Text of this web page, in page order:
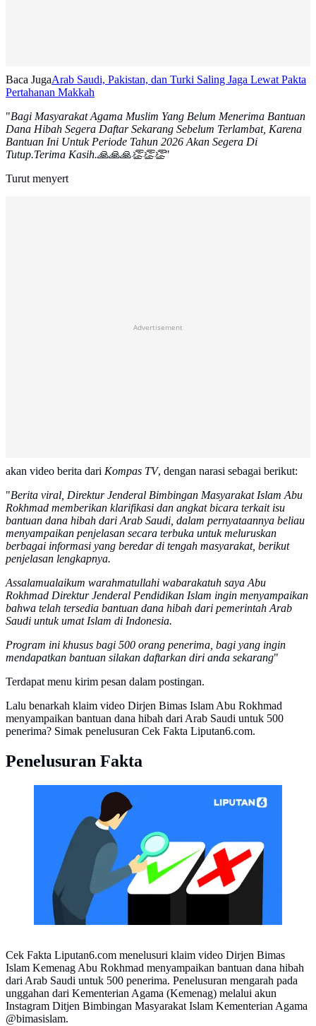
Baca JugaArab Saudi, Pakistan, dan Turki Saling Jaga Lewat Pakta
Pertahanan Makkah
"Bagi Masyarakat Agama Muslim Yang Belum Menerima Bantuan
Dana Hibah Segera Daftar Sekarang Sebelum Terlambat, Karena
Bantuan Ini Untuk Periode Tahun 2026 Akan Segera Di
Tutup.Terima Kasih.🙏🙏🙏👏👏👏"
Turut menyert
Advertisement
akan video berita dari Kompas TV, dengan narasi sebagai berikut:
"Berita viral, Direktur Jenderal Bimbingan Masyarakat Islam Abu
Rokhmad memberikan klarifikasi dan angkat bicara terkait isu
bantuan dana hibah dari Arab Saudi, dalam pernyataannya beliau
menyampaikan penjelasan secara terbuka untuk meluruskan
berbagai informasi yang beredar di tengah masyarakat, berikut
penjelasan lengkapnya.
Assalamualaikum warahmatullahi wabarakatuh saya Abu
Rokhmad Direktur Jenderal Pendidikan Islam ingin menyampaikan
bahwa telah tersedia bantuan dana hibah dari pemerintah Arab
Saudi untuk umat Islam di Indonesia.
Program ini khusus bagi 500 orang penerima, bagi yang ingin
mendapatkan bantuan silakan daftarkan diri anda sekarang"
Terdapat menu kirim pesan dalam postingan.
Lalu benarkah klaim video Dirjen Bimas Islam Abu Rokhmad
menyampaikan bantuan dana hibah dari Arab Saudi untuk 500
penerima? Simak penelusuran Cek Fakta Liputan6.com.
Penelusuran Fakta
CEK FAKTA Liputan6 (Liputan6.com/Abdillah)
Cek Fakta Liputan6.com menelusuri klaim video Dirjen Bimas
Islam Kemenag Abu Rokhmad menyampaikan bantuan dana hibah
dari Arab Saudi untuk 500 penerima. Penelusuran mengarah pada
unggahan dari Kementerian Agama (Kemenag) melalui akun
Instagram Ditjen Bimbingan Masyarakat Islam Kementerian Agama
@bimasislam.